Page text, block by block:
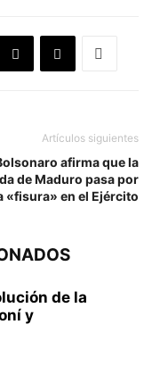
Artículos siguientes
afirma que la
de Maduro pasa por
«fisura» en el Ejército
de la
y